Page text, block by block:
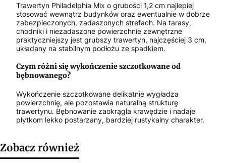
Trawertyn Philadelphia Mix o grubości 1,2 cm najlepiej
stosować wewnątrz budynków oraz ewentualnie w dobrze
zabezpieczonych, zadaszonych strefach. Na tarasy,
chodniki i niezadaszone powierzchnie zewnętrzne
praktyczniejszy jest grubszy trawertyn, najczęściej 3 cm,
układany na stabilnym podłożu ze spadkiem.
Czym różni się wykończenie szczotkowane od
bębnowanego?
Wykończenie szczotkowane delikatnie wygładza
powierzchnię, ale pozostawia naturalną strukturę
trawertynu. Bębnowanie zaokrągla krawędzie i nadaje
płytkom lekko postarzany, bardziej rustykalny charakter.
Zobacz również